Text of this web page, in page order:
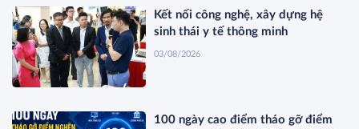
Kết nối công nghệ, xây dựng hệ
sinh thái y tế thông minh
03/08/2026
100 ngày cao điểm tháo gỡ điểm